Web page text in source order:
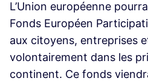
L’Union européenne
Fonds Européen
aux citoyens, entreprises
volontairement dans les
continent. Ce fonds